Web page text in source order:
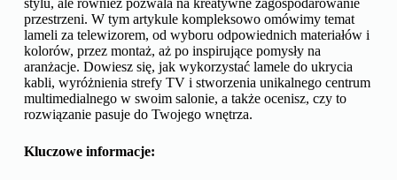
stylu, ale również pozwala na kreatywne zagospodarowanie
przestrzeni. W tym artykule kompleksowo omówimy temat
lameli za telewizorem, od wyboru odpowiednich materiałów i
kolorów, przez montaż, aż po inspirujące pomysły na
aranżacje. Dowiesz się, jak wykorzystać lamele do ukrycia
kabli, wyróżnienia strefy TV i stworzenia unikalnego centrum
multimedialnego w swoim salonie, a także ocenisz, czy to
rozwiązanie pasuje do Twojego wnętrza.
Kluczowe informacje: